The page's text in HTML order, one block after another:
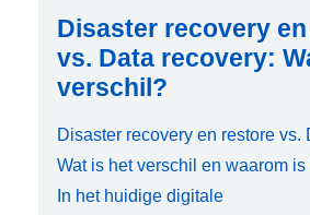
Disaster recovery
vs. Data recovery:
verschil?
Disaster recovery en restore vs.
Wat is het verschil en waarom
In het huidige digitale